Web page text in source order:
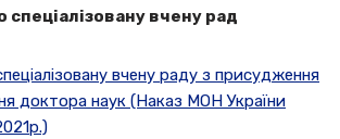
вчену рад
вчену раду з присудження
доктора наук (Наказ МОН України